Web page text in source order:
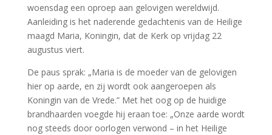
woensdag een oproep aan gelovigen wereldwijd.
Aanleiding is het naderende gedachtenis van de Heilige
maagd Maria, Koningin, dat de Kerk op vrijdag 22
augustus viert.
De paus sprak: „Maria is de moeder van de gelovigen
hier op aarde, en zij wordt ook aangeroepen als
Koningin van de Vrede.” Met het oog op de huidige
brandhaarden voegde hij eraan toe: „Onze aarde wordt
nog steeds door oorlogen verwond – in het Heilige